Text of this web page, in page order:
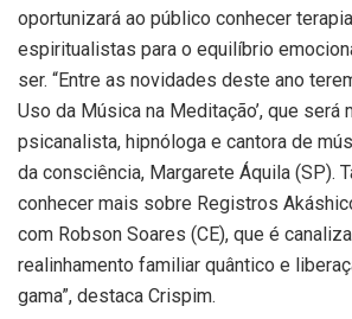
oportunizará ao público conhecer
espiritualistas para o equilíbrio
ser. “Entre as novidades deste ano
Uso da Música na Meditação’, que será
psicanalista, hipnóloga e cantora de
da consciência, Margarete Áquila (SP).
conhecer mais sobre Registros
com Robson Soares (CE), que é
realinhamento familiar quântico e
gama”, destaca Crispim.